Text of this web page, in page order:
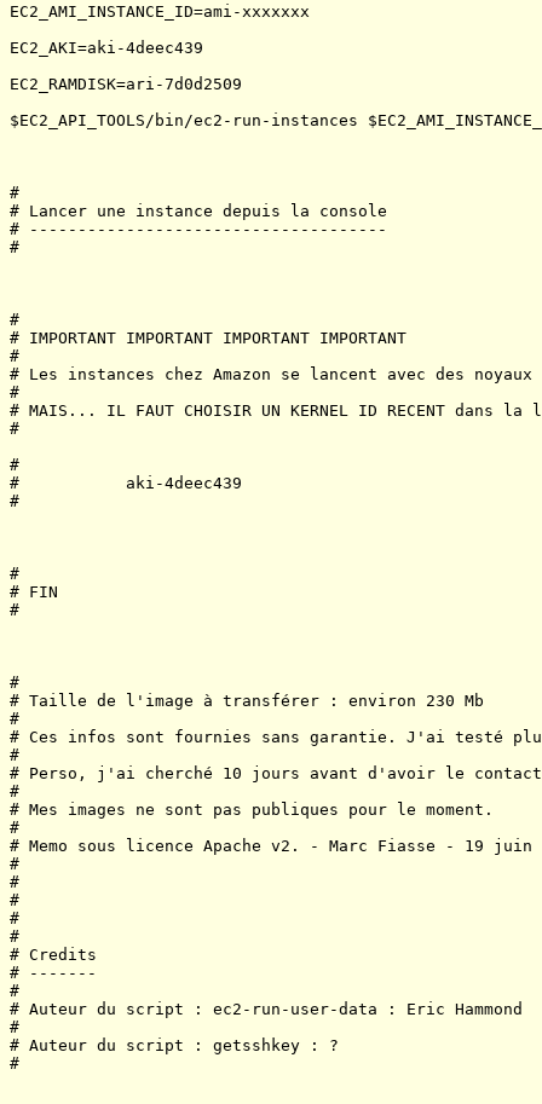
EC2_AMI_INSTANCE_ID=ami-xxxxxxx
EC2_AKI=aki-4deec439
EC2_RAMDISK=ari-7d0d2509
$EC2_API_TOOLS/bin/ec2-run-instances
#
# Lancer une instance depuis la console
# -------------------------------------
#
#
# IMPORTANT IMPORTANT IMPORTANT IMPORTANT
#
# Les instances chez Amazon se lancent avec des
#
# MAIS... IL FAUT CHOISIR UN KERNEL ID RECENT
#
#
#           aki-4deec439
#
#
# FIN
#
#
# Taille de l'image à transférer : environ 230 Mb
#
# Ces infos sont fournies sans garantie. J'ai testé
#
# Perso, j'ai cherché 10 jours avant d'avoir le
#
# Mes images ne sont pas publiques pour le moment.
#
# Memo sous licence Apache v2. - Marc Fiasse - 19
#
#
#
#
#
# Credits
# -------
#
# Auteur du script : ec2-run-user-data : Eric Hammond
#
# Auteur du script : getsshkey : ?
#